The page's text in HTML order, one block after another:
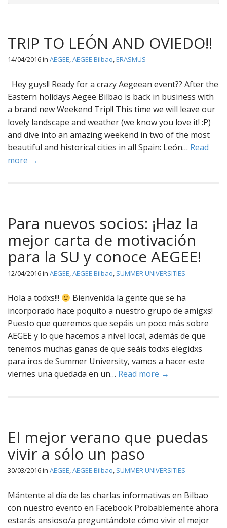
TRIP TO LEÓN AND OVIEDO!!
14/04/2016in AEGEE,AEGEE Bilbao,ERASMUS
Hey guys!! Ready for a crazy Aegeean event?? After the
Eastern holidays Aegee Bilbao is back in business with
a brand new Weekend Trip!! This time we will leave our
lovely landscape and weather (we know you love it! :P)
and dive into an amazing weekend in two of the most
beautiful and historical cities in all Spain: León… Read
more →
Para nuevos socios: ¡Haz la
mejor carta de motivación
para la SU y conoce AEGEE!
12/04/2016in AEGEE,AEGEE Bilbao, SUMMER UNIVERSITIES
Hola a todxs!!!
Bienvenida la gente que se ha
incorporado hace poquito a nuestro grupo de amigxs!
Puesto que queremos que sepáis un poco más sobre
AEGEE y lo que hacemos a nivel local, además de que
tenemos muchas ganas de que seáis todxs elegidxs
para iros de Summer University, vamos a hacer este
viernes una quedada en un… Read more →
El mejor verano que puedas
vivir a sólo un paso
30/03/2016in AEGEE,AEGEE Bilbao, SUMMER UNIVERSITIES
Mántente al día de las charlas informativas en Bilbao
con nuestro evento en Facebook Probablemente ahora
estarás ansioso/a preguntándote cómo vivir el mejor